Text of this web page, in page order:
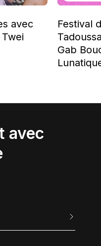
avec
Festival
Gab
avec